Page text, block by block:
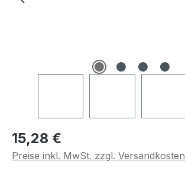
Regulärer Preis:
15,28 €
Preise inkl. MwSt. zzgl. Versandkosten